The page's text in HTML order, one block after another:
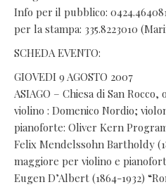
Info per il pubblico:
per la stampa: 335.8223010
SCHEDA EVENTO:
GIOVEDI 9 AGOSTO 2007
ASIAGO – Chiesa di San Rocco,
violino : Domenico Nordio;
pianoforte: Oliver Kern
Felix Mendelssohn Bartholdy
maggiore per violino e
Eugen D’Albert (1864-1932)